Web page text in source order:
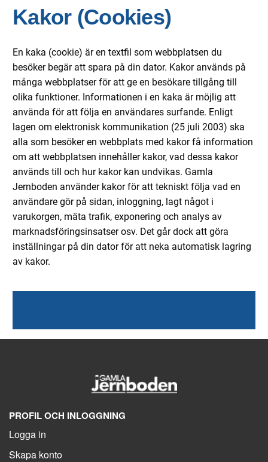
Kakor (Cookies)
En kaka (cookie) är en textfil som webbplatsen du
besöker begär att spara på din dator. Kakor används på
många webbplatser för att ge en besökare tillgång till
olika funktioner. Informationen i en kaka är möjlig att
använda för att följa en användares surfande. Enligt
lagen om elektronisk kommunikation (25 juli 2003) ska
alla som besöker en webbplats med kakor få information
om att webbplatsen innehåller kakor, vad dessa kakor
används till och hur kakor kan undvikas. Gamla
Jernboden använder kakor för att tekniskt följa vad en
användare gör på sidan, inloggning, lagt något i
varukorgen, mäta trafik, exponering och analys av
marknadsföringsinsatser osv. Det går dock att göra
inställningar på din dator för att neka automatisk lagring
av kakor.
PROFIL OCH INLOGGNING
Logga in
Skapa konto